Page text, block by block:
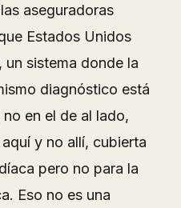
aseguradoras
Estados Unidos
sistema donde la
diagnóstico está
en el de al lado,
y no allí, cubierta
pero no para la
Eso no es una